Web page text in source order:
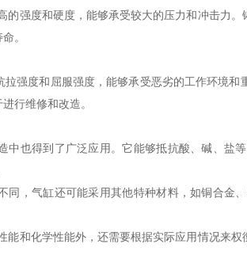
强度和硬度，能够承受较大的压力和冲击力
。
强度和屈服强度，能够承受恶劣的工作环境
行维修和改造。
中也得到了广泛应用。它能够抵抗酸、碱、
同，气缸还可能采用其他特种材料，如铜合
和化学性能外，还需要根据实际应用情况来